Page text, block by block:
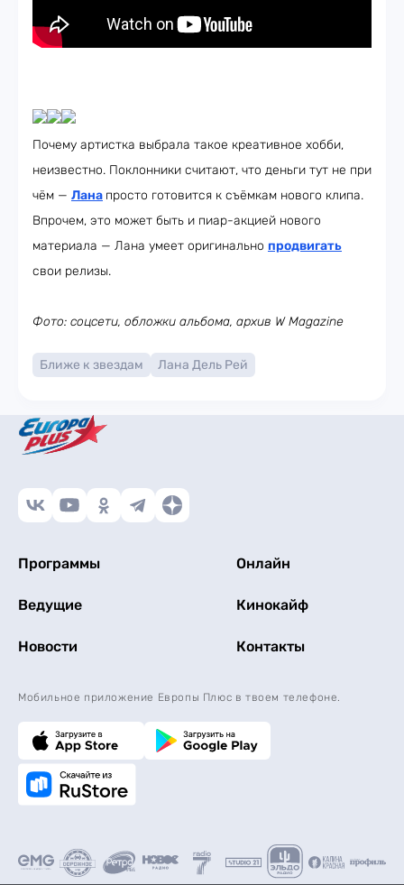
Почему артистка выбрала такое креативное хобби,
неизвестно. Поклонники считают, что деньги тут не при
чём — Лана просто готовится к съёмкам нового клипа.
Впрочем, это может быть и пиар-акцией нового
материала — Лана умеет оригинально продвигать
свои релизы.
Фото: соцсети, обложки альбома, архив W Magazine
Ближе к звездам Лана Дель Рей
Программы Онлайн
Ведущие Кинокайф
Новости Контакты
Мобильное приложение Европы Плюс в твоем телефоне.